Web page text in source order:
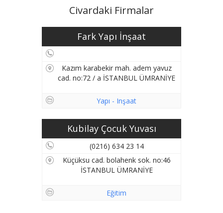
Civardaki Firmalar
Fark Yapı İnşaat
Kazım karabekir mah. adem yavuz
cad. no:72 / a İSTANBUL ÜMRANİYE
Yapı - Inşaat
Kubilay Çocuk Yuvası
(0216) 634 23 14
Küçüksu cad. bolahenk sok. no:46
İSTANBUL ÜMRANİYE
Eğitim